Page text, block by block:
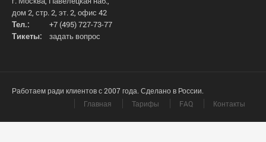
дом 2, стр. 2, эт. 2, офис 42
Тел.:
+7 (495) 727-73-77
Тикеты:
задать вопрос
Работаем ради клиентов с 2007 года. Сделано в России.
Главная
Тарифы FAQ Контакты